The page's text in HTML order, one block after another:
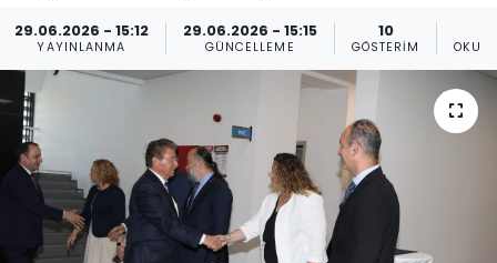
29.06.2026 - 15:12
YAYINLANMA
29.06.2026 - 15:15
GÜNCELLEME
10
GÖSTERIM
Gündem
KKTC YEREL SEÇİM 2018
Kültür Sanat